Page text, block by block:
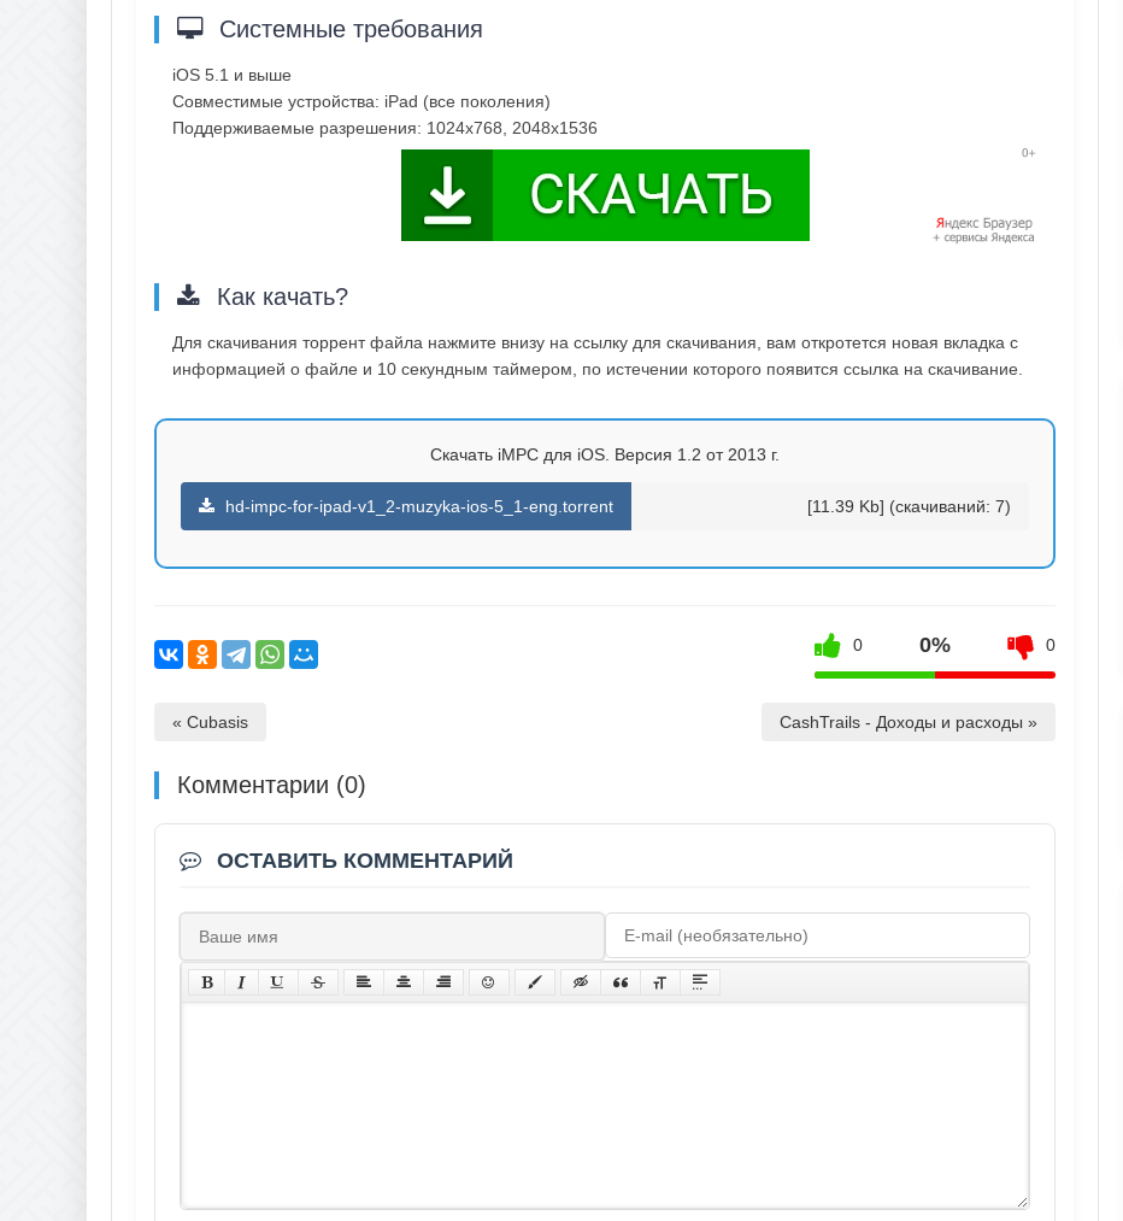
Системные требования
iOS 5.1 и выше
Совместимые устройства: iPad (все поколения)
Поддерживаемые разрешения: 1024x768, 2048x1536
Как качать?
Для скачивания торрент файла нажмите внизу на ссылку для скачивания, вам откротется новая вкладка с
информацией о файле и 10 секундным таймером, по истечении которого появится ссылка на скачивание.
Скачать iMPC для iOS. Версия 1.2 от 2013 г.
hd-impc-for-ipad-v1_2-muzyka-ios-5_1-eng.torrent [11.39 Kb] (cкачиваний: 7)
0 0% 0
« Cubasis CashTrails - Доходы и расходы »
Комментарии (0)
ОСТАВИТЬ КОММЕНТАРИЙ